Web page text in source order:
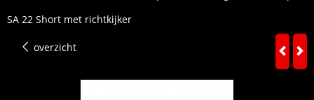
SA 22 Short met richtkijker
overzicht